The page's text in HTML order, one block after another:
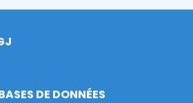
DE DONNÉES